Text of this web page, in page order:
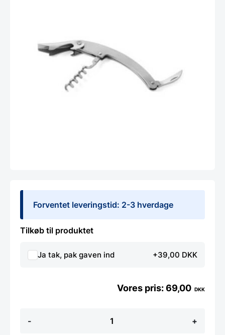
Forventet leveringstid: 2-3 hverdage
Tilkøb til produktet
Ja tak, pak gaven ind +39,00 DKK
-
med
+
69,00 DKK